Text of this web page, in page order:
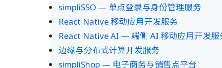
simpliSSO — 单点登录与身份管理服务
React Native 移动应用开发服务
React Native AI — 端侧 AI 移动应用开发服
边缘与分布式计算开发服务
simpliShop — 电子商务与销售点平台